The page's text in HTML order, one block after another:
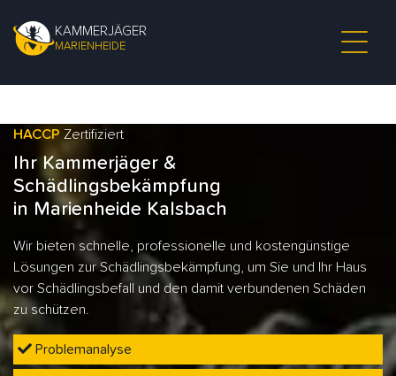
KAMMERJÄGER
MARIENHEIDE
HACCP Zertifiziert
Ihr Kammerjäger &
Schädlingsbekämpfung
in Marienheide Kalsbach
Wir bieten schnelle, professionelle und kostengünstige
Lösungen zur Schädlingsbekämpfung, um Sie und Ihr Haus
vor Schädlingsbefall und den damit verbundenen Schäden
zu schützen.
Problemanalyse